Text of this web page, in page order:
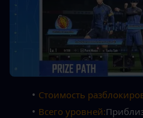
Стоимость
Всего уровней: